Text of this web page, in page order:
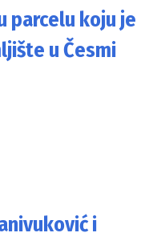
parcelu koju je
u Česmi
i